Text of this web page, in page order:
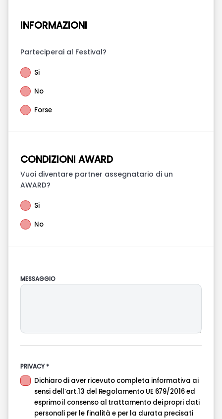
INFORMAZIONI
Parteciperai al Festival?
Si
No
Forse
CONDIZIONI AWARD
Vuoi diventare partner assegnatario di un
AWARD?
Si
No
MESSAGGIO
PRIVACY *
Dichiaro di aver ricevuto completa informativa ai
sensi dell’art.13 del Regolamento UE 679/2016 ed
esprimo il consenso al trattamento dei propri dati
personali per le finalità e per la durata precisati